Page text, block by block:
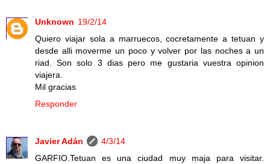
Unknown 19/2/14
Quiero viajar sola a marruecos, cocretamente a tetuan y
desde alli moverme un poco y volver por las noches a un
riad. Son solo 3 dias pero me gustaria vuestra opinion
viajera.
Mil gracias
Responder
Javier Adán
4/3/14
GARFIO.Tetuan es una ciudad muy maja para visitar.